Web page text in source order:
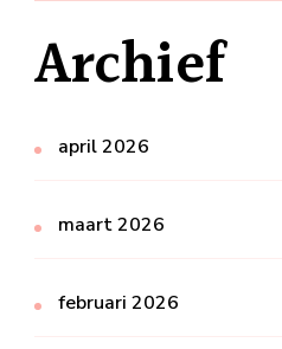
Archief
april 2026
maart 2026
februari 2026